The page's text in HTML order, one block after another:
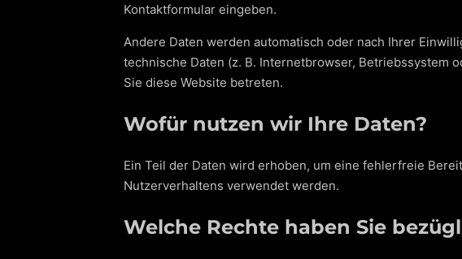
Kontaktformular eingeben.
Andere Daten werden automatisch oder nach Ihrer
technische Daten (z. B. Internetbrowser, Betriebssystem
Sie diese Website betreten.
Wofür nutzen wir Ihre Daten?
Ein Teil der Daten wird erhoben, um eine fehlerfreie
Nutzerverhaltens verwendet werden.
Welche Rechte haben Sie